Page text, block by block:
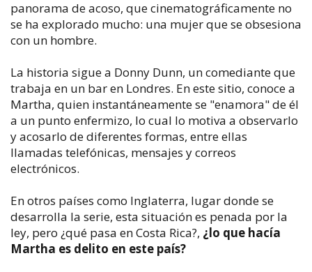
panorama de acoso, que cinematográficamente no
se ha explorado mucho: una mujer que se obsesiona
con un hombre.
La historia sigue a Donny Dunn, un comediante que
trabaja en un bar en Londres. En este sitio, conoce a
Martha, quien instantáneamente se "enamora" de él
a un punto enfermizo, lo cual lo motiva a observarlo
y acosarlo de diferentes formas, entre ellas
llamadas telefónicas, mensajes y correos
electrónicos.
En otros países como Inglaterra, lugar donde se
desarrolla la serie, esta situación es penada por la
ley, pero ¿qué pasa en Costa Rica?, ¿lo que hacía
Martha es delito en este país?